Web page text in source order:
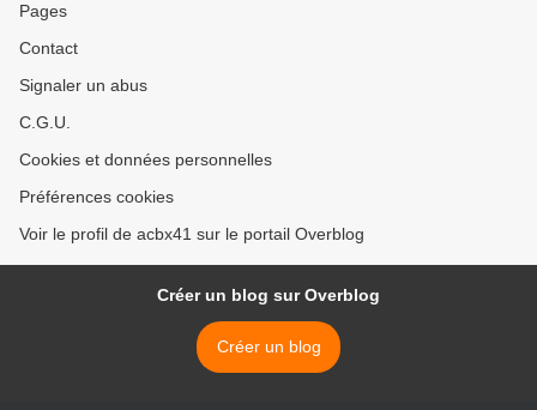
Pages
Contact
Signaler un abus
C.G.U.
Cookies et données personnelles
Préférences cookies
Voir le profil de acbx41 sur le portail Overblog
Créer un blog sur Overblog
Créer un blog